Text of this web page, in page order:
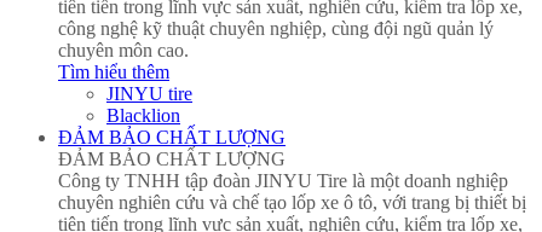
tiên tiến trong lĩnh vực sản xuất, nghiên cứu, kiểm tra lốp xe,
công nghệ kỹ thuật chuyên nghiệp, cùng đội ngũ quản lý
chuyên môn cao.
Tìm hiểu thêm
JINYU tire
Blacklion
ĐẢM BẢO CHẤT LƯỢNG
ĐẢM BẢO CHẤT LƯỢNG
Công ty TNHH tập đoàn JINYU Tire là một doanh nghiệp
chuyên nghiên cứu và chế tạo lốp xe ô tô, với trang bị thiết bị
tiên tiến trong lĩnh vực sản xuất, nghiên cứu, kiểm tra lốp xe,